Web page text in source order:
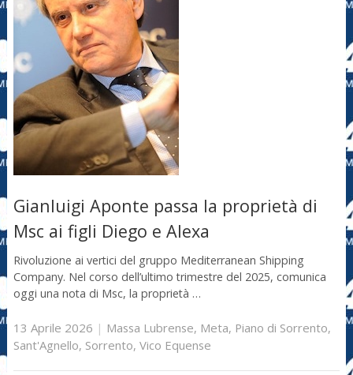
Gianluigi Aponte passa la proprietà di
Msc ai figli Diego e Alexa
Rivoluzione ai vertici del gruppo Mediterranean Shipping
Company. Nel corso dell’ultimo trimestre del 2025, comunica
oggi una nota di Msc, la proprietà …
13 Aprile 2026 | Massa Lubrense, Meta, Piano di Sorrento,
Sant'Agnello, Sorrento, Vico Equense